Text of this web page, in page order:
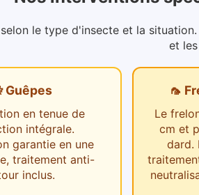
le type d'insecte et la
et les
Guêpes
en tenue de
intégrale.
garantie en une
traitement anti-
inclus.
🦟
Le
cm et
dard.